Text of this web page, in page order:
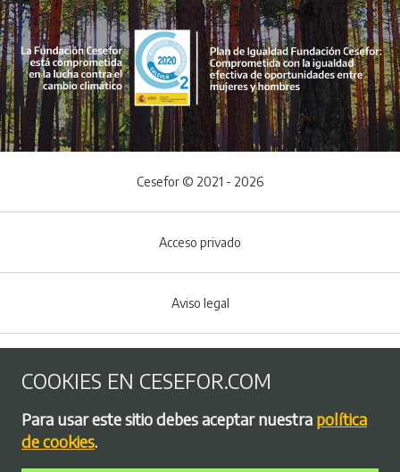
Menú del pie
Cesefor © 2021 - 2026
Acceso privado
Aviso legal
Política de privacidad
COOKIES EN CESEFOR.COM
Para usar este sitio debes aceptar nuestra política
de cookies.